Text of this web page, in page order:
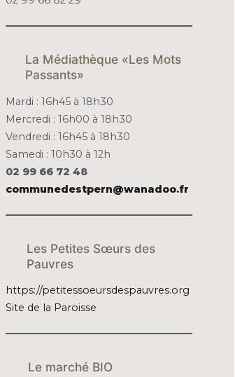
La Médiathèque «Les Mots
Passants»
Mardi : 16h45 à 18h30
Mercredi : 16h00 à 18h30
Vendredi : 16h45 à 18h30
Samedi : 10h30 à 12h
02 99 66 72 48
communedestpern@wanadoo.fr
Les Petites Sœurs des
Pauvres
https://petitessoeursdespauvres.org
Site de la Paroisse
Le marché BIO